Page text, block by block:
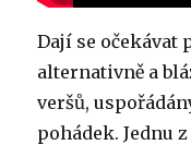
Dají se očekávat
alternativně a
veršů,
pohádek. Jednu